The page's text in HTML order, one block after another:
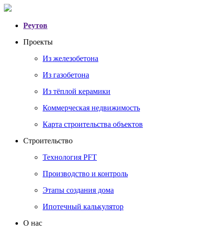
Реутов
Проекты
Из железобетона
Из газобетона
Из тёплой керамики
Коммерческая недвижимость
Карта строительства объектов
Строительство
Технология PFT
Производство и контроль
Этапы создания дома
Ипотечный калькулятор
О нас